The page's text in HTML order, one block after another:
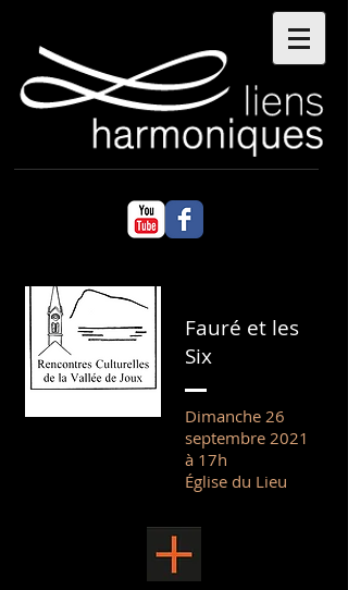
Fauré et les
Six
Dimanche 26
septembre 2021
à 17h
​Église du Lieu